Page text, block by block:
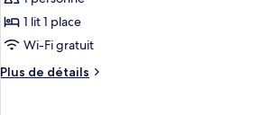
pour
ce
type
de
1 lit 1 place
Wi-Fi gratuit
Plus de détails
Plus